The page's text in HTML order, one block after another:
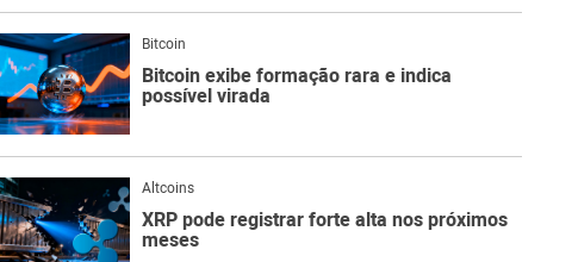
Bitcoin
Bitcoin exibe formação rara e indica
possível virada
Altcoins
XRP pode registrar forte alta nos próximos
meses